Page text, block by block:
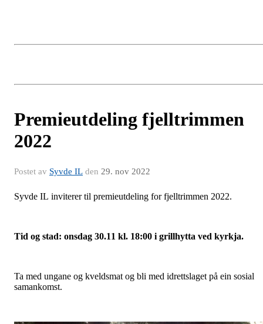
Premieutdeling fjelltrimmen
2022
Postet av Syvde IL den 29. nov 2022
Syvde IL inviterer til premieutdeling for fjelltrimmen 2022.
Tid og stad: onsdag 30.11 kl. 18:00 i grillhytta ved kyrkja.
Ta med ungane og kveldsmat og bli med idrettslaget på ein sosial
samankomst.